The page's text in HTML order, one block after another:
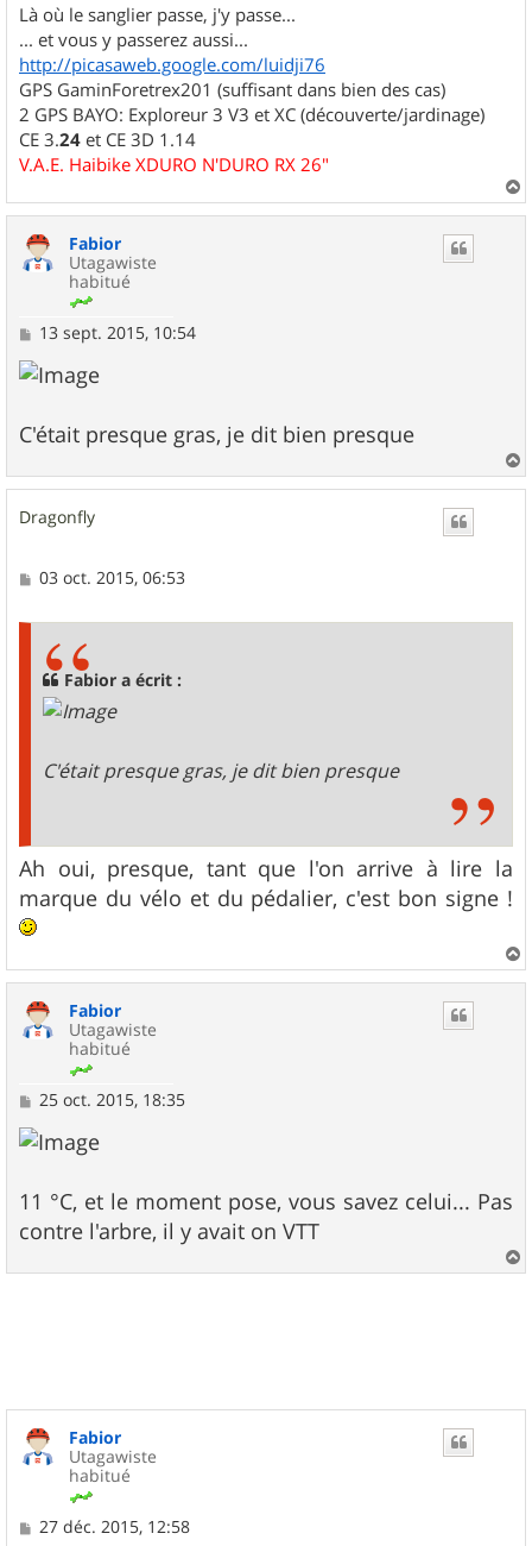
Là où le sanglier passe, j'y passe...
... et vous y passerez aussi...
http://picasaweb.google.com/luidji76
GPS GaminForetrex201 (suffisant dans bien des cas)
2 GPS BAYO: Exploreur 3 V3 et XC (découverte/jardinage)
CE 3.24 et CE 3D 1.14
V.A.E. Haibike XDURO N'DURO RX 26"
a
Fabior
Utagawiste
habitué
M
s
s
g
e
13 sept. 2015, 10:54
C'était presque gras, je dit bien presque
a
Dragonfly
M
03 oct. 2015, 06:53
Fabior a écrit :
C'était presque gras, je dit bien presque
Ah oui, presque, tant que l'on arrive à lire la
marque du vélo et du pédalier, c'est bon signe !
a
Fabior
Utagawiste
habitué
M
s
s
g
e
25 oct. 2015, 18:35
11 °C, et le moment pose, vous savez celui... Pas
contre l'arbre, il y avait on VTT
a
Fabior
Utagawiste
habitué
M
27 déc. 2015, 12:58